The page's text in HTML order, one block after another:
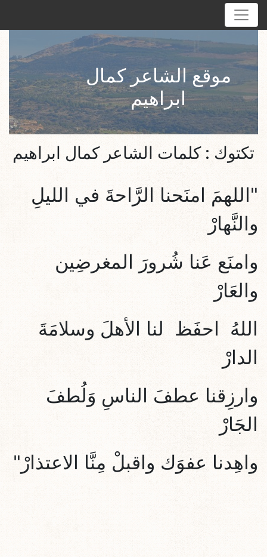
موقع الشاعر كمال
ابراهيم
تكتوك : كلمات الشاعر كمال ابراهيم
"اللهمَ امنَحنا الرَّاحةَ في الليلِ
والنَّهارْ
وامنَع عَنا شُرورَ المغرضِين
والعَارْ
اللهُ احفَظ لنا الأهلَ وسلامَةَ
الدارْ
وارزِقنا عطفَ الناسِ وَلُطفَ
الجَارْ
واهِدنا عفوَك واقبلْ مِنَّا الاعتذارْ"